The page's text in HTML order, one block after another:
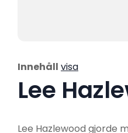
Innehåll visa
Lee
Lee Hazlewood gjorde